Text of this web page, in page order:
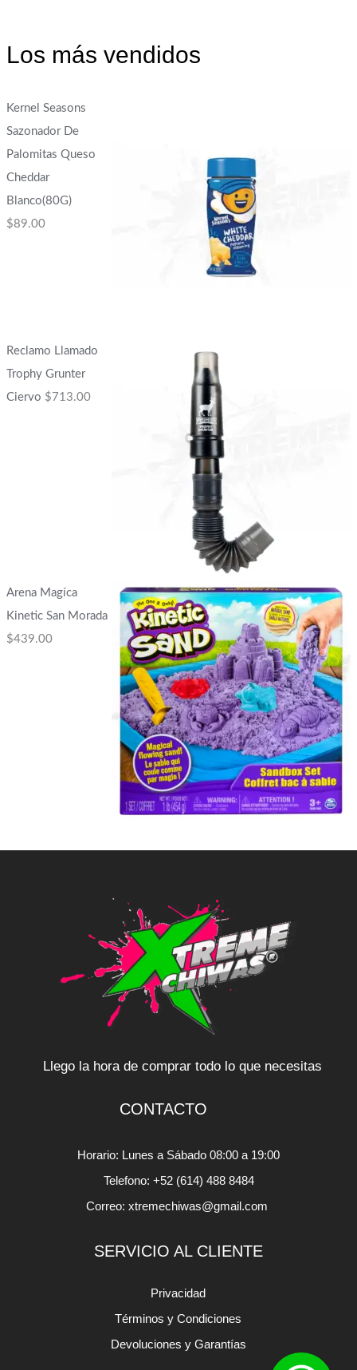
Los más vendidos
Kernel Seasons
Sazonador De
Palomitas Queso
Cheddar
Blanco(80G)
$89.00
Reclamo Llamado
Trophy Grunter
Ciervo $713.00
Arena Magíca
Kinetic San Morada
$439.00
Llego la hora de comprar todo lo que necesitas
CONTACTO
Horario: Lunes a Sábado 08:00 a 19:00
Telefono: +52 (614) 488 8484
Correo: xtremechiwas@gmail.com
SERVICIO AL CLIENTE
Privacidad
Términos y Condiciones
Devoluciones y Garantías